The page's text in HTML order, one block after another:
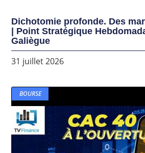
Dichotomie profonde. Des
| Point Stratégique
Galiègue
31 juillet 2026
BOURSE